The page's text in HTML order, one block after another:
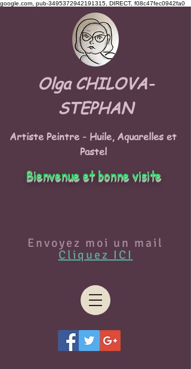
google.com, pub-3495372942191315, DIRECT, f08c47fec0942fa0
Olga CHILOVA-
STEPHAN
Artiste Peintre - Huile, Aquarelles et
Pastel
Envoyez moi un mail
Cliquez ICI
Bienvenue et bonne visite